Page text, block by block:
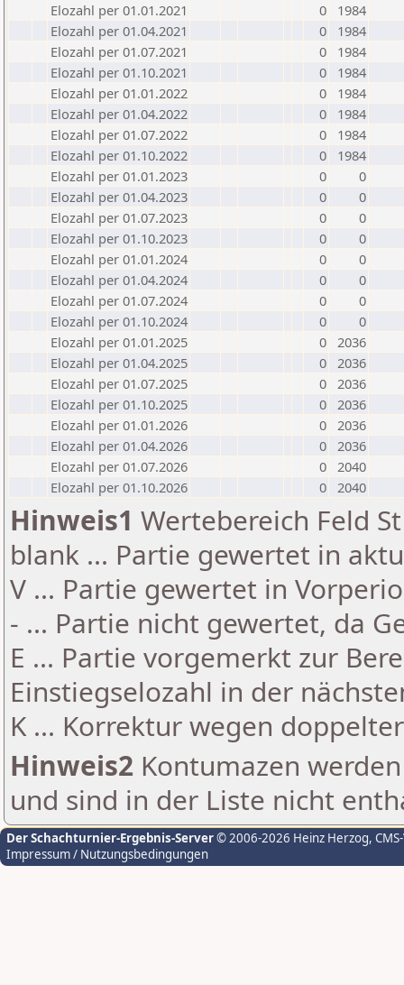
Elozahl per 01.01.2021
0
1984
Elozahl per 01.04.2021
0
1984
Elozahl per 01.07.2021
0
1984
Elozahl per 01.10.2021
0
1984
Elozahl per 01.01.2022
0
1984
Elozahl per 01.04.2022
0
1984
Elozahl per 01.07.2022
0
1984
Elozahl per 01.10.2022
0
1984
Elozahl per 01.01.2023
0
0
Elozahl per 01.04.2023
0
0
Elozahl per 01.07.2023
0
0
Elozahl per 01.10.2023
0
0
Elozahl per 01.01.2024
0
0
Elozahl per 01.04.2024
0
0
Elozahl per 01.07.2024
0
0
Elozahl per 01.10.2024
0
0
Elozahl per 01.01.2025
0 2036
Elozahl per 01.04.2025
0 2036
Elozahl per 01.07.2025
0 2036
Elozahl per 01.10.2025
0 2036
Elozahl per 01.01.2026
0 2036
Elozahl per 01.04.2026
0 2036
Elozahl per 01.07.2026
0 2040
Elozahl per 01.10.2026
0 2040
Hinweis1 Wertebereich Feld
blank ... Partie gewertet in
V ... Partie gewertet in
- ... Partie nicht gewertet, da
E ... Partie vorgemerkt zur
Einstiegselozahl in der
K ... Korrektur wegen
Hinweis2 Kontumazen
und sind in der Liste nicht
Der Schachturnier-Ergebnis-Server© 2006-2026 Heinz Herzog,
Impressum / Nutzungsbedingungen